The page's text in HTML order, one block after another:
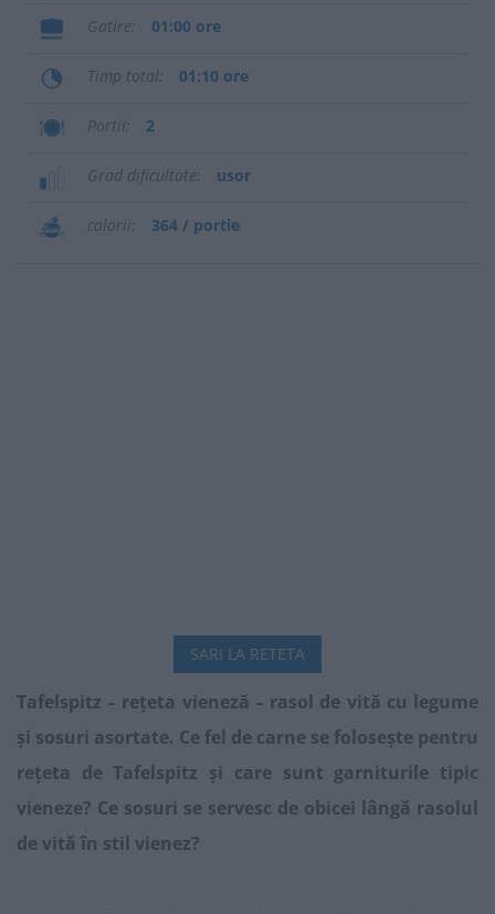
Gatire 01:00 ore
Timp total 01:10 ore
Portii 2
Grad dificultate usor
calorii 364 / portie
SARI LA RETETA
Tafelspitz – rețeta vieneză – rasol de vită cu legume
și sosuri asortate. Ce fel de carne se folosește pentru
rețeta de Tafelspitz și care sunt garniturile tipic
vieneze? Ce sosuri se servesc de obicei lângă rasolul
de vită în stil vienez?